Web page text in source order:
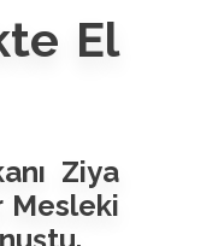
El
Ziya
Mesleki